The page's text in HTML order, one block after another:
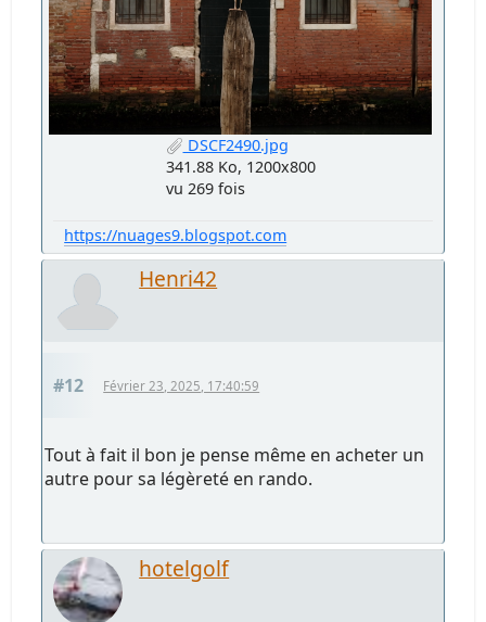
DSCF2490.jpg
341.88 Ko, 1200x800
vu 269 fois
https://nuages9.blogspot.com
Henri42
#12 Février 23, 2025, 17:40:59
Tout à fait il bon je pense même en acheter un
autre pour sa légèreté en rando.
hotelgolf